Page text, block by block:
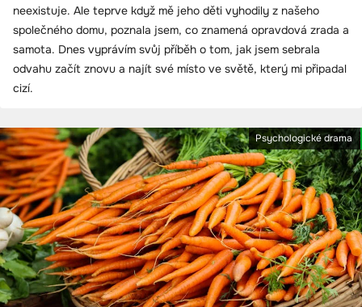
neexistuje. Ale teprve když mě jeho děti vyhodily z našeho
společného domu, poznala jsem, co znamená opravdová zrada a
samota. Dnes vyprávím svůj příběh o tom, jak jsem sebrala
odvahu začít znovu a najít své místo ve světě, který mi připadal
cizí.
Psychologické drama